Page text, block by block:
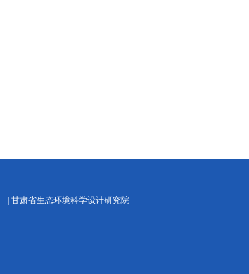
| 甘肃省生态环境科学设计研究院